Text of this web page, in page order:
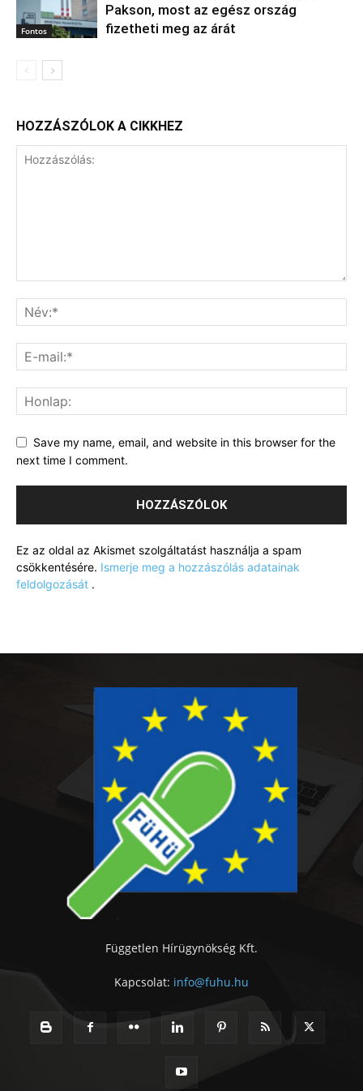
Fontos
Pakson, most az egész ország
fizetheti meg az árát
HOZZÁSZÓLOK A CIKKHEZ
Save my name, email, and website in this browser for the
next time I comment.
Ez az oldal az Akismet szolgáltatást használja a spam
csökkentésére. Ismerje meg a hozzászólás adatainak
feldolgozását .
Független Hírügynökség Kft.
Kapcsolat: info@fuhu.hu